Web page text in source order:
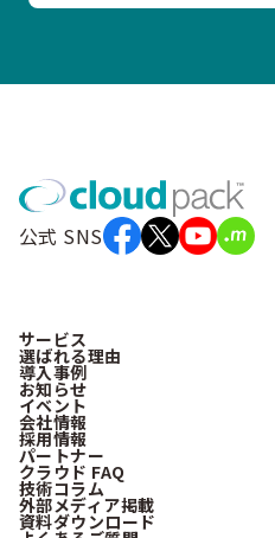
公式 SNS
サービス
選ばれる理由
導入事例
お知らせ
イベント
会社情報
採用情報
パートナー
クラウド FAQ
技術コラム
外部メディア掲載
資料ダウンロード